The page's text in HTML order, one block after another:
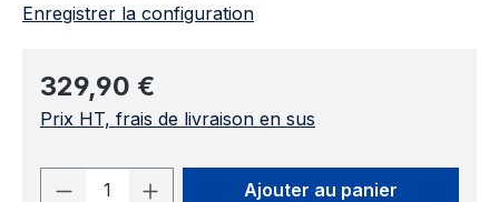
Enregistrer la configuration
Prix régulier :
329,90 €
Prix HT, frais de livraison en sus
Quantité de produit : Entrez la
Ajouter au panier